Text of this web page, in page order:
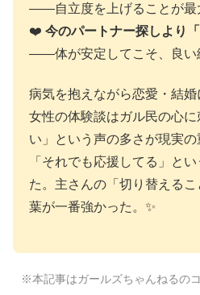
——自立度を上げることが最
❤️ 今のパートナー探しより
——体が安定してこそ、良い
病気を抱えながら恋愛・結
女性の体験談はガル民の心
い」という声の多さが現実の
「それでも応援してる」と
た。主さんの「切り替える
葉が一番強かった。✨
※本記事はガールズちゃんねるの